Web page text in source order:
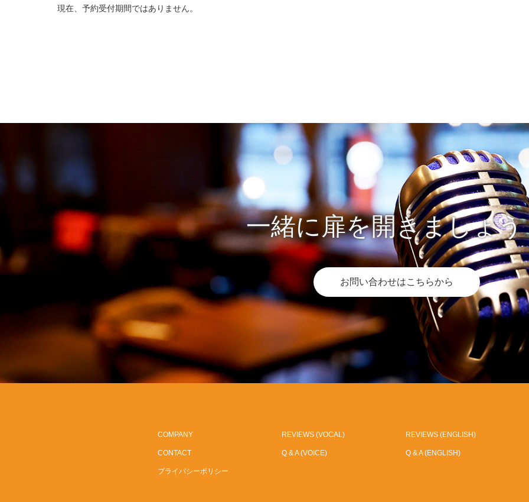
現在、予約受付期間ではありません。
一緒に扉を開きましょう
お問い合わせはこちらから
COMPANY
CONTACT
プライバシーポリシー
REVIEWS (VOCAL)
Q & A (VOICE)
REVIEWS (ENGLISH)
Q & A (ENGLISH)